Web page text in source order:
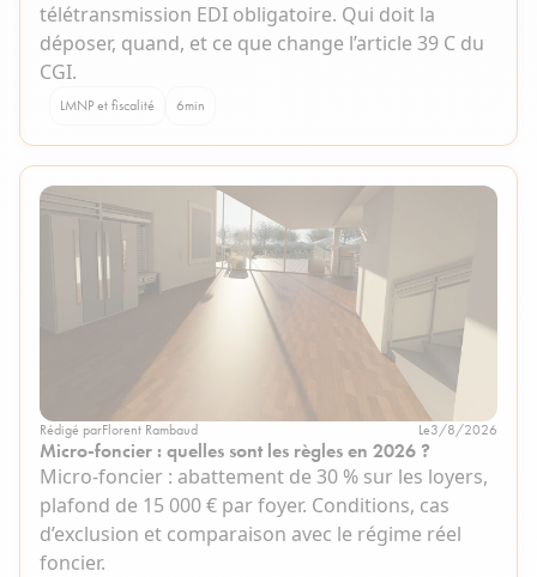
télétransmission EDI obligatoire. Qui doit la
déposer, quand, et ce que change l’article 39 C du
CGI.
LMNP et fiscalité 6min
Rédigé parFlorent Rambaud Le3/8/2026
Micro-foncier : quelles sont les règles en 2026 ?
Micro-foncier : abattement de 30 % sur les loyers,
plafond de 15 000 € par foyer. Conditions, cas
d’exclusion et comparaison avec le régime réel
foncier.